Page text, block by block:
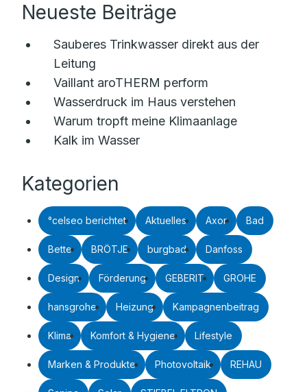
Neueste Beiträge
Sauberes Trinkwasser direkt aus der
Leitung
Vaillant aroTHERM perform
Wasserdruck im Haus verstehen
Warum tropft meine Klimaanlage
Kalk im Wasser
Kategorien
°celseo berichtet Aktuelles Axor Bad
Bette BRÖTJE burgbad Danfoss
Design Förderung GEBERIT GROHE
hansgrohe Heizung Kampagnenbeitrag
Klima Komfort & Hygiene Lifestyle
Marken & Produkte Photovoltaik REHAU